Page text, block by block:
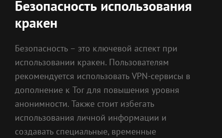
Безопасность использования
кракен
Безопасность – это ключевой аспект при
использовании кракен. Пользователям
рекомендуется использовать VPN-сервисы в
дополнение к Tor для повышения уровня
анонимности. Также стоит избегать
использования личной информации и
создавать специальные, временные